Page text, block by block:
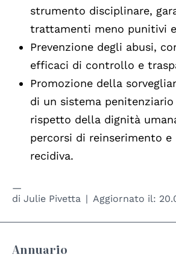
strumento disciplinare,
trattamenti meno punitivi
Prevenzione degli abusi,
efficaci di controllo e
Promozione della
di un sistema
rispetto della dignità
percorsi di reinserimento e
recidiva.
di Julie Pivetta Aggiornato il:
Annuario